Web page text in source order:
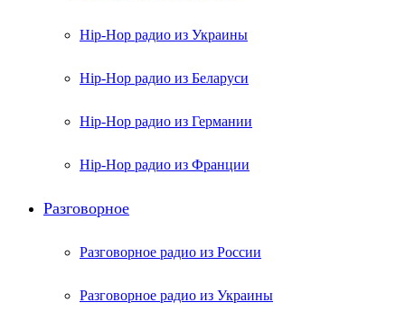
Hip-Hop радио из Украины
Hip-Hop радио из Беларуси
Hip-Hop радио из Германии
Hip-Hop радио из Франции
Разговорное
Разговорное радио из России
Разговорное радио из Украины